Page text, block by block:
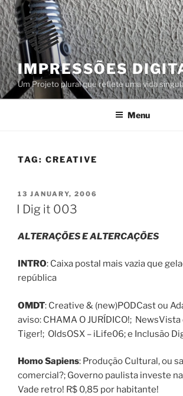
Skip
to
content
IMPRESSÕES
Um Projeto plural que reflete uma vida
Menu
TAG: CREATIVE
POSTED
ON
13 JANUARY, 2006
I Dig it 003
ALTERAÇÕES E ALTERCAÇÕES
INTRO: Caixa postal mais vazia que
república
OMDT: Creative & (new)PODCast ou
aviso: CHAMA O JURÍDICO!; NewsVista
Tiger!; OldsOSX – iLife06; e Inclusão
Homo Sapiens: Produção Cultural, ou
comercial?; Governo paulista investe
Vade retro! R$ 0,85 por habitante!